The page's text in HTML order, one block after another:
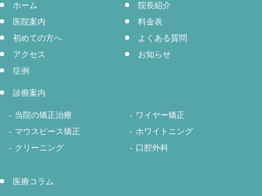
ホーム
院長紹介
医院案内
料金表
初めての方へ
よくある質問
アクセス
お知らせ
症例
診療案内
当院の矯正治療
ワイヤー矯正
マウスピース矯正
ホワイトニング
クリーニング
口腔外科
医療コラム